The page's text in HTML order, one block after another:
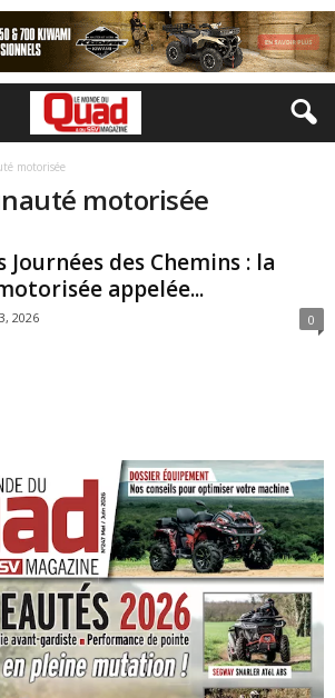
motorisée
motorisée
des Chemins : la
appelée...
2026 0